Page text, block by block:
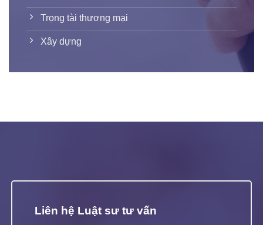
Trọng tài thương mại
Xây dựng
Liên hệ Luật sư tư vấn